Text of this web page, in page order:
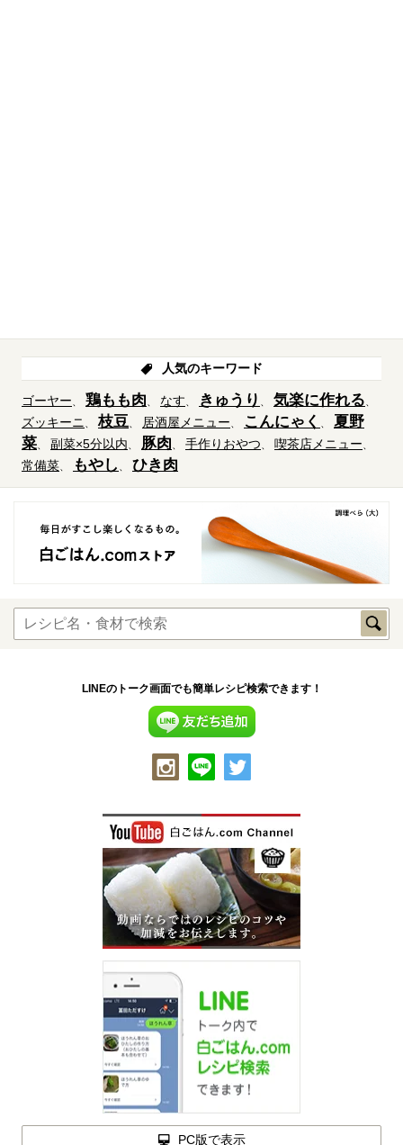
人気のキーワード
ゴーヤー 鶏もも肉 なす きゅうり 気楽に作れる
ズッキーニ 枝豆 居酒屋メニュー こんにゃく
夏野
菜
副菜×5分以内 豚肉 手作りおやつ
喫茶店メニュー
常備菜
もやし ひき肉
LINEのトーク画面でも簡単レシピ検索できます！
PC版で表示